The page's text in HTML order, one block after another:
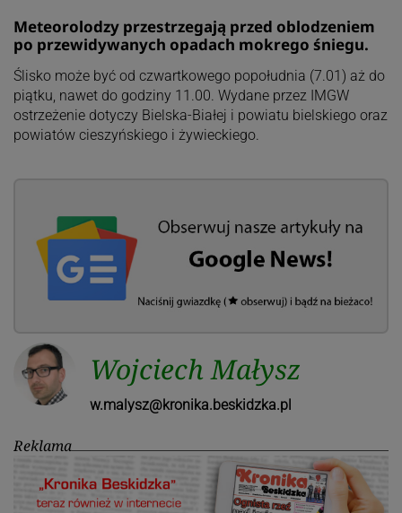
Meteorolodzy przestrzegają przed oblodzeniem
po przewidywanych opadach mokrego śniegu.
Ślisko może być od czwartkowego popołudnia (7.01) aż do
piątku, nawet do godziny 11.00. Wydane przez IMGW
ostrzeżenie dotyczy Bielska-Białej i powiatu bielskiego oraz
powiatów cieszyńskiego i żywieckiego.
Wojciech Małysz
w.malysz@kronika.beskidzka.pl
Reklama